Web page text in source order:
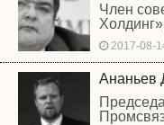
Член
2017-08-
Ананьев